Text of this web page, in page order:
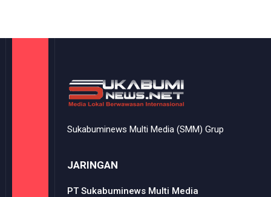
Sukabuminews Multi Media (SMM) Grup
JARINGAN
PT Sukabuminews Multi Media